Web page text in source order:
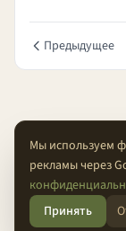
Предыдущее
О проекте
© 2026
Мы используем
рекламы через
Принять